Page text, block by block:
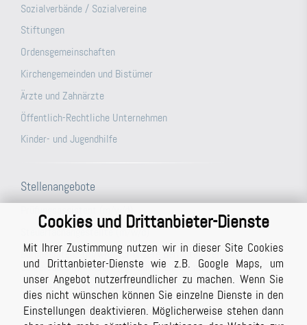
Cookies und Drittanbieter-Dienste
Mit Ihrer Zustimmung nutzen wir in dieser Site Cookies
und Drittanbieter-Dienste wie z.B. Google Maps, um
unser Angebot nutzerfreundlicher zu machen. Wenn Sie
dies nicht wünschen können Sie einzelne Dienste in den
Einstellungen deaktivieren. Möglicherweise stehen dann
Sozialverbände / Sozialvereine
Stiftungen
Ordensgemeinschaften
Kirchengemeinden und Bistümer
Ärzte und Zahnärzte
Öffentlich-Rechtliche Unternehmen
Kinder- und Jugendhilfe
Stellenangebote
Steuerfachangestellte (m/w/d)
Büroassistenz (m/w/d) für unsere Berichtsabteilung/unser
Schreibbüro in Vollzeit (ggf. auch Teilzeit möglich)
Studentische Hilfskraft (m/w/d)
Prüfer (m/w/d) mit Berufserfahrung (auch in Teilzeit möglich)